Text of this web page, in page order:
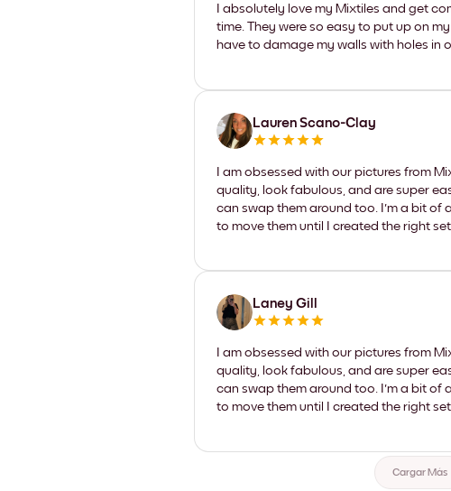
I absolutely love my Mixtiles and get
time. They were so easy to put up on
have to damage my walls with holes in
Lauren Scano-Clay
I am obsessed with our pictures from
quality, look fabulous, and are super
can swap them around too. I'm a bit of
to move them until I created the right
Laney Gill
I am obsessed with our pictures from
quality, look fabulous, and are super
can swap them around too. I'm a bit of
to move them until I created the right
Cargar Más